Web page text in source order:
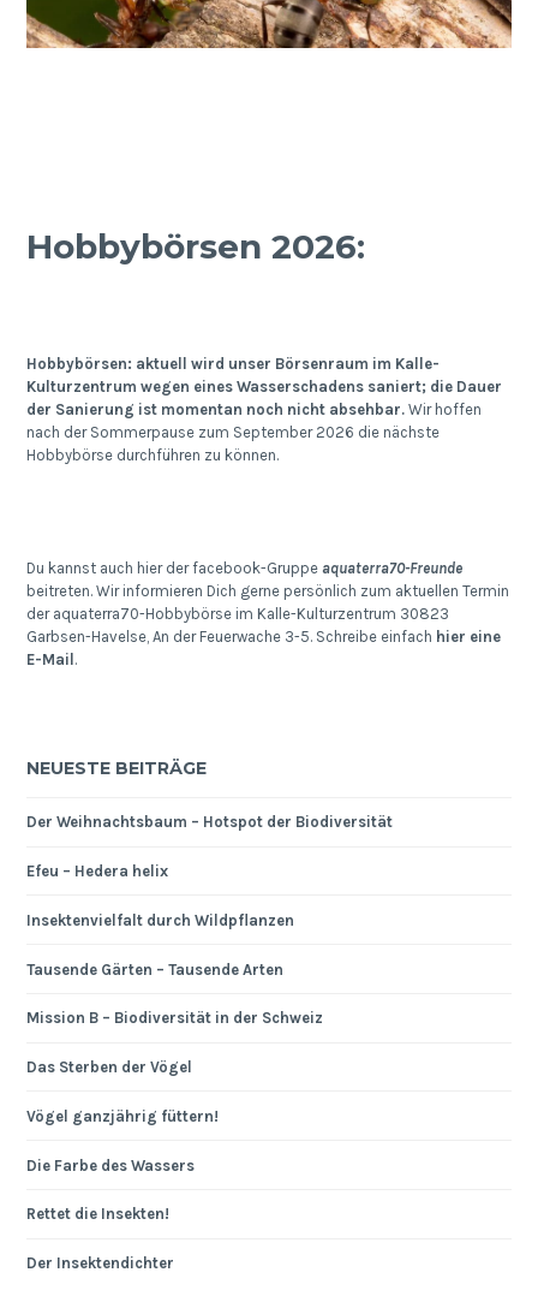
Hobbybörsen 2026:
Hobbybörsen: aktuell wird unser Börsenraum im Kalle-
Kulturzentrum wegen eines Wasserschadens saniert; die Dauer
der Sanierung ist momentan noch nicht absehbar. Wir hoffen
nach der Sommerpause zum September 2026 die nächste
Hobbybörse durchführen zu können.
Du kannst auch hier der facebook-Gruppeaquaterra70-Freunde
beitreten. Wir informieren Dich gerne persönlich zum aktuellen Termin
der aquaterra70-Hobbybörse im Kalle-Kulturzentrum 30823
Garbsen-Havelse, An der Feuerwache 3-5. Schreibe einfach hier eine
E-Mail .
NEUESTE BEITRÄGE
Der Weihnachtsbaum – Hotspot der Biodiversität
Efeu – Hedera helix
Insektenvielfalt durch Wildpflanzen
Tausende Gärten – Tausende Arten
Mission B – Biodiversität in der Schweiz
Das Sterben der Vögel
Vögel ganzjährig füttern!
Die Farbe des Wassers
Rettet die Insekten!
Der Insektendichter